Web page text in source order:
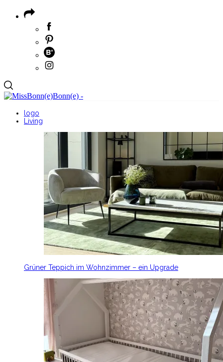
logo
Living
Grüner Teppich im Wohnzimmer – ein Upgrade